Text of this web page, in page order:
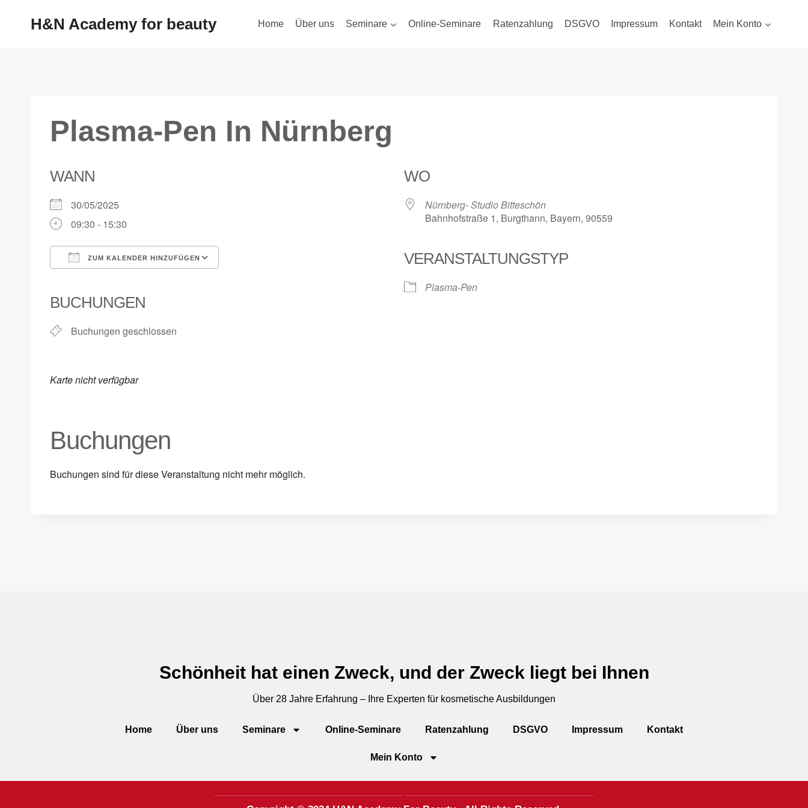
H&N Academy for beauty Home Über uns Seminare Online-Seminare Ratenzahlung DSGVO Impressum Kontakt Mein Konto
Plasma-Pen In Nürnberg
WANN
30/05/2025
09:30 - 15:30
ZUM KALENDER HINZUFÜGEN
BUCHUNGEN
Buchungen geschlossen
WO
Nürnberg- Studio Bitteschön
Bahnhofstraße 1, Burgthann, Bayern, 90559
VERANSTALTUNGSTYP
Plasma-Pen
Karte nicht verfügbar
Buchungen
Buchungen sind für diese Veranstaltung nicht mehr möglich.
Schönheit hat einen Zweck, und der Zweck liegt bei Ihnen
Über 28 Jahre Erfahrung – Ihre Experten für kosmetische Ausbildungen
Home Über uns Seminare Online-Seminare Ratenzahlung DSGVO Impressum Kontakt
Mein Konto